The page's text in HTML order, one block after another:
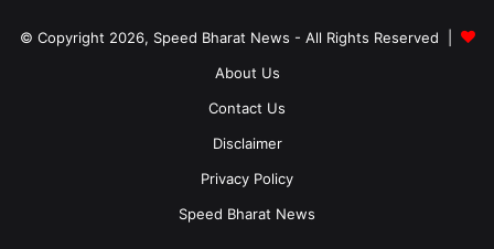
© Copyright 2026, Speed Bharat News - All Rights Reserved |
About Us
Contact Us
Disclaimer
Privacy Policy
Speed Bharat News